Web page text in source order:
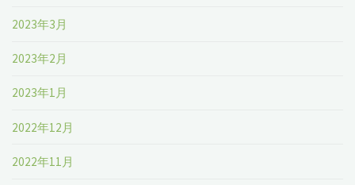
2023年3月
2023年2月
2023年1月
2022年12月
2022年11月